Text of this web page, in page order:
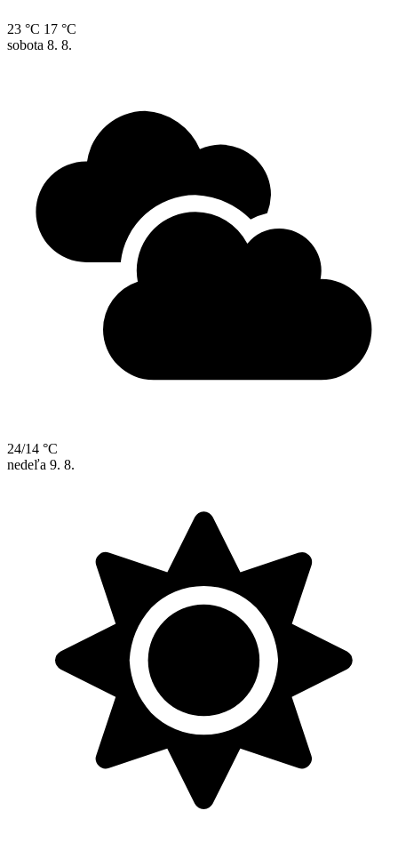
23 °C 17 °C
sobota 8. 8.
24/14 °C
nedeľa 9. 8.